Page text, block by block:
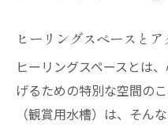
ヒーリングスペースと
ヒーリングスペースとは
げるための特別な空間の
（観賞用水槽）は、そん